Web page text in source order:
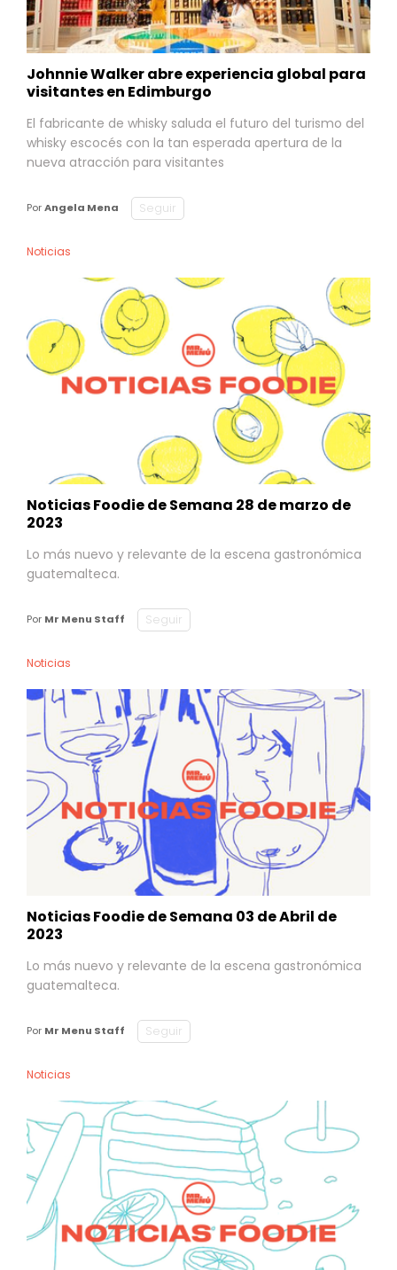
Johnnie Walker abre experiencia global para
visitantes en Edimburgo
El fabricante de whisky saluda el futuro del turismo del
whisky escocés con la tan esperada apertura de la
nueva atracción para visitantes
PorAngela Mena Seguir
Noticias
Noticias Foodie de Semana 28 de marzo de
2023
Lo más nuevo y relevante de la escena gastronómica
guatemalteca.
Por Mr Menu Staff Seguir
Noticias
Noticias Foodie de Semana 03 de Abril de
2023
Lo más nuevo y relevante de la escena gastronómica
guatemalteca.
Por Mr Menu Staff Seguir
Noticias